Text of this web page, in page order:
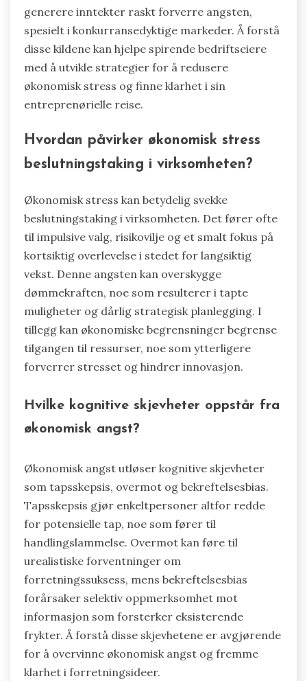
generere inntekter raskt forverre angsten,
spesielt i konkurransedyktige markeder. Å forstå
disse kildene kan hjelpe spirende bedriftseiere
med å utvikle strategier for å redusere
økonomisk stress og finne klarhet i sin
entreprenørielle reise.
Hvordan påvirker økonomisk stress
beslutningstaking i virksomheten?
Økonomisk stress kan betydelig svekke
beslutningstaking i virksomheten. Det fører ofte
til impulsive valg, risikovilje og et smalt fokus på
kortsiktig overlevelse i stedet for langsiktig
vekst. Denne angsten kan overskygge
dømmekraften, noe som resulterer i tapte
muligheter og dårlig strategisk planlegging. I
tillegg kan økonomiske begrensninger begrense
tilgangen til ressurser, noe som ytterligere
forverrer stresset og hindrer innovasjon.
Hvilke kognitive skjevheter oppstår fra
økonomisk angst?
Økonomisk angst utløser kognitive skjevheter
som tapsskepsis, overmot og bekreftelsesbias.
Tapsskepsis gjør enkeltpersoner altfor redde
for potensielle tap, noe som fører til
handlingslammelse. Overmot kan føre til
urealistiske forventninger om
forretningssuksess, mens bekreftelsesbias
forårsaker selektiv oppmerksomhet mot
informasjon som forsterker eksisterende
frykter. Å forstå disse skjevhetene er avgjørende
for å overvinne økonomisk angst og fremme
klarhet i forretningsideer.